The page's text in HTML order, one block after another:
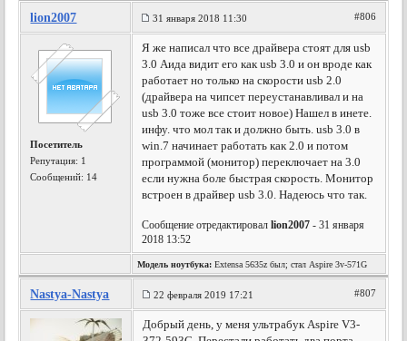
lion2007 31 января 2018 11:30 #806
Посетитель
Репутация: 1
Сообщений: 14
Я же написал что все драйвера стоят для usb
3.0 Аида видит его как usb 3.0 и он вроде как
работает но только на скорости usb 2.0
(драйвера на чипсет переустанавливал и на
usb 3.0 тоже все стоит новое) Нашел в инете.
инфу. что мол так и должно быть. usb 3.0 в
win.7 начинает работать как 2.0 и потом
программой (монитор) переключает на 3.0
если нужна боле быстрая скорость. Монитор
встроен в драйвер usb 3.0. Надеюсь что так.
Сообщение отредактировалlion2007 - 31 января
2018 13:52
Модель ноутбука: Extensa 5635z был; стал Aspire 3v-571G
Nastya-Nastya 22 февраля 2019 17:21 #807
Добрый день, у меня ультрабук Aspire V3-